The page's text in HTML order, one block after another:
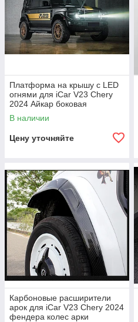
Платформа на крышу с LED
огнями для iCar V23 Chery
2024 Айкар боковая
лестница багажник на крышу
В наличии
Цену уточняйте
Карбоновые расширители
арок для iCar V23 Chery 2024
фендера колес арки